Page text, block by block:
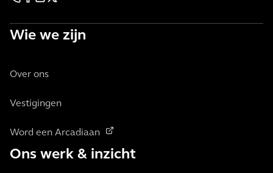
Wie we zijn
Over ons
Vestigingen
Word een Arcadiaan
Ons werk & inzicht